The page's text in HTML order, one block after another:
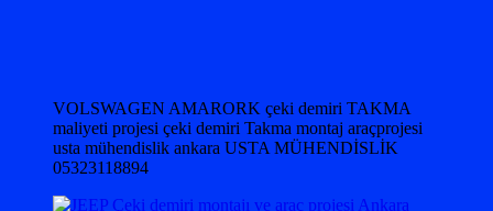
VOLSWAGEN AMARORK çeki demiri TAKMA
maliyeti projesi çeki demiri Takma montaj araçprojesi
usta mühendislik ankara USTA MÜHENDİSLİK
05323118894